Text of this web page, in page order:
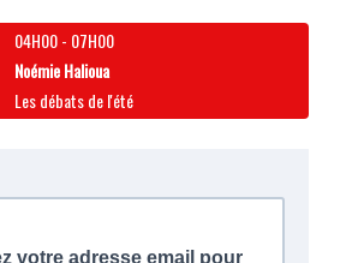
04H00- 07H00
Noémie Halioua
Les débats de l'été